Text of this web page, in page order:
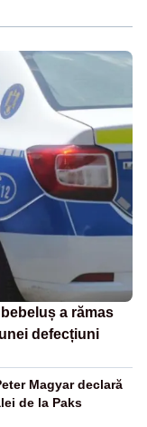
a rămas
defecțiuni
Magyar declară
de la Paks